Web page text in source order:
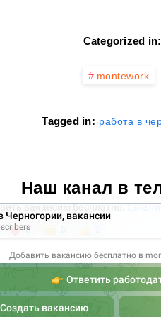
Categorized in:
montework
Tagged in: работа в
Наш канал в